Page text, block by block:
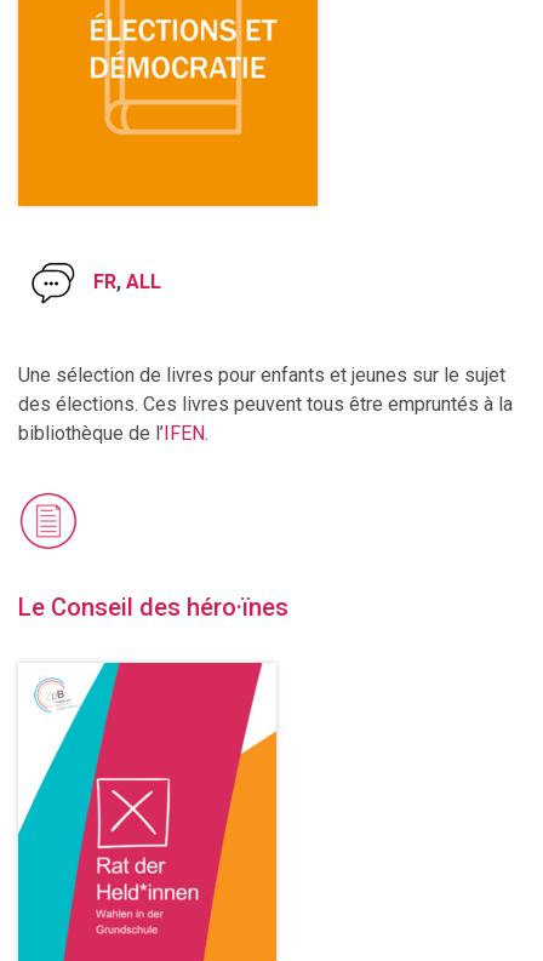
FR, ALL
Une sélection de livres pour enfants et jeunes sur le sujet
des élections. Ces livres peuvent tous être empruntés à la
bibliothèque de l’IFEN.
Le Conseil des héro·ïnes